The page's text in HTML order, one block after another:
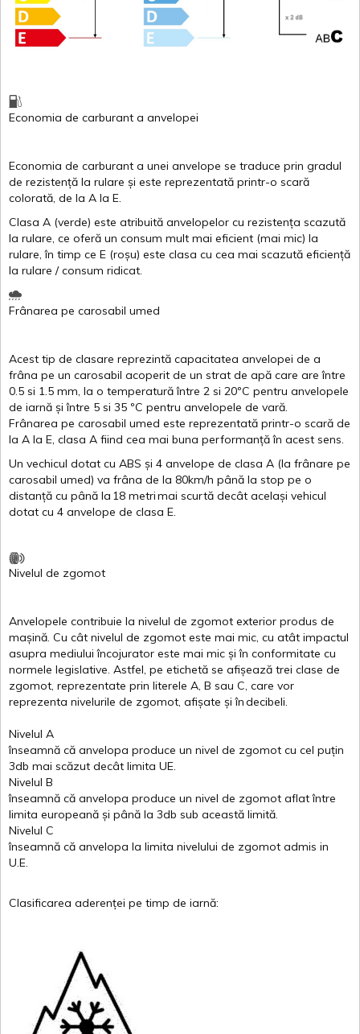
Economia de carburant a anvelopei
Economia de carburant a unei anvelope se traduce prin gradul
de rezistență la rulare și este reprezentată printr-o scară
colorată, de la A la E.
Clasa A (verde) este atribuită anvelopelor cu rezistența scazută
la rulare, ce oferă un consum mult mai eficient (mai mic) la
rulare,în timp ce E (roșu) este clasa cu cea mai scazută eficiență
la rulare /consum ridicat.
Frânarea pe carosabil umed
Acest tip de clasare reprezintă capacitatea anvelopei de a
frâna pe un carosabil acoperit de un strat de apă care areîntre
0.5 si 1.5 mm, la o temperatură între 2 si 20ºC pentru anvelopele
de iarnă și între 5 si 35 ºC pentru anvelopele de vară.
Frânarea pe carosabil umed este reprezentată printr-o scară de
la A la E, clasa A fiind cea mai buna performanță în acest sens.
Un vechicul dotat cu ABS și 4 anvelope de clasa A (la frânare pe
carosabil umed) va frâna de la 80km/h până la stop pe o
distanță cu până la 18 metrimai scurtă decât același vehicul
dotat cu 4 anvelope de clasa E.
Nivelul de zgomot
Anvelopele contribuie la nivelul de zgomot exterior produs de
mașină. Cu cât nivelul de zgomot este mai mic, cu atât impactul
asupra mediului încojurator este mai mic și în conformitate cu
normele legislative. Astfel, pe etichetă se afișează trei clase de
zgomot, reprezentate prin literele A, B sau C, care vor
reprezenta nivelurile de zgomot, afișate și îndecibeli.
Nivelul A
înseamnă că anvelopa produce un nivel de zgomot cu cel puțin
3db mai scăzut decât limita UE.
Nivelul B
înseamnă că anvelopa produce un nivel de zgomot aflat între
limita europeană și până la 3db sub această limită.
Nivelul C
înseamnă că anvelopa la limita nivelului de zgomot admis in
U.E.
Clasificarea aderenței pe timp de iarnă: